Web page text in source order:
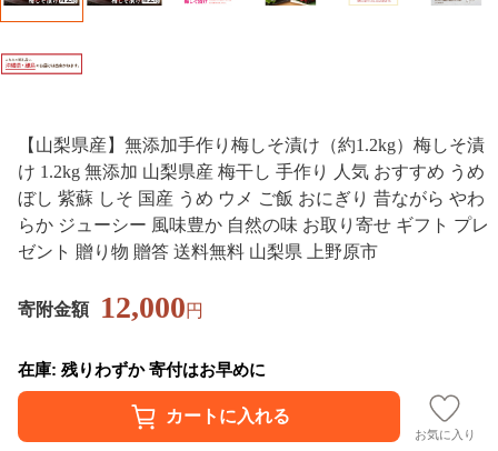
【山梨県産】無添加手作り梅しそ漬け（約1.2kg）梅しそ漬
け 1.2kg 無添加 山梨県産 梅干し 手作り 人気 おすすめ うめ
ぼし 紫蘇 しそ 国産 うめ ウメ ご飯 おにぎり 昔ながら やわ
らか ジューシー 風味豊か 自然の味 お取り寄せ ギフト プレ
ゼント 贈り物 贈答 送料無料 山梨県 上野原市
寄附金額 12,000円
在庫: 残りわずか 寄付はお早めに
お気に入り